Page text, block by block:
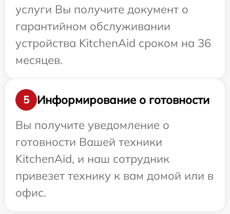
услуги Вы получите документ о
гарантийном обслуживании
устройства KitchenAid сроком на 36
месяцев.
5
Информирование о готовности
Вы получите уведомление о
готовности Вашей техники
KitchenAid, и наш сотрудник
привезет технику к вам домой или в
офис.